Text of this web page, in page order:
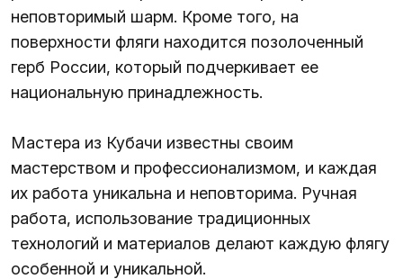
неповторимый шарм. Кроме того, на
поверхности фляги находится позолоченный
герб России, который подчеркивает ее
национальную принадлежность.
Мастера из Кубачи известны своим
мастерством и профессионализмом, и каждая
их работа уникальна и неповторима. Ручная
работа, использование традиционных
технологий и материалов делают каждую флягу
особенной и уникальной.